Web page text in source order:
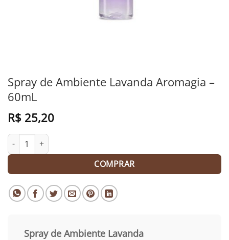
Spray de Ambiente Lavanda Aromagia –
60mL
R$ 25,20
Spray de Ambiente Lavanda Aromagia - 60mL quantidade
COMPRAR
Spray de Ambiente Lavanda